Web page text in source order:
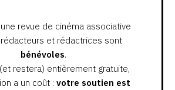
revue de cinéma associative
et rédactrices sont
bénévoles.
restera) entièrement gratuite,
a un coût : votre soutien est